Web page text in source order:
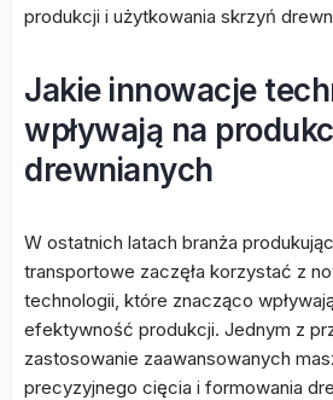
produkcji i użytkowania skrzyń
Jakie innowacje
wpływają na
drewnianych
W ostatnich latach branża
transportowe zaczęła korzystać z
technologii, które znacząco
efektywność produkcji. Jednym z
zastosowanie zaawansowanych
precyzyjnego cięcia i formowania